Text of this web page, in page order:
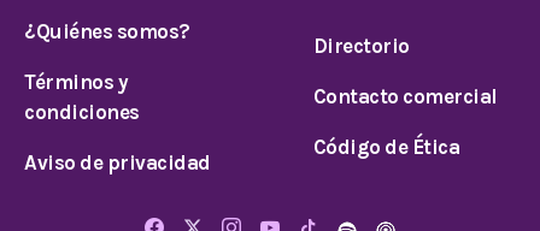
¿Quiénes somos?
Términos y
condiciones
Aviso de privacidad
Directorio
Contacto comercial
Código de Ética